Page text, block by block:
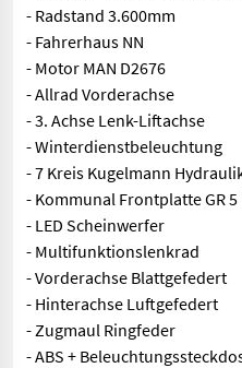
- Radstand 3.600mm
- Fahrerhaus NN
- Motor MAN D2676
- Allrad Vorderachse
- 3. Achse Lenk-Liftachse
- Winterdienstbeleuchtung
- 7 Kreis Kugelmann
- Kommunal Frontplatte GR
- LED Scheinwerfer
- Multifunktionslenkrad
- Vorderachse Blattgefedert
- Hinterachse Luftgefedert
- Zugmaul Ringfeder
- ABS +